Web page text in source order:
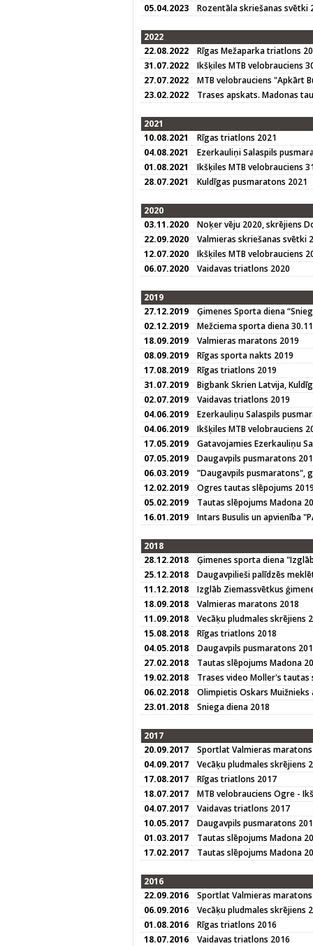
05.04.2023
Rozentāla skriešanas svētki
2022
22.08.2022
Rīgas Mežaparka triatlons
31.07.2022
Ikšķiles MTB velobrauciens
27.07.2022
MTB velobrauciens "Apkārt
23.02.2022
Trases apskats. Madonas
2021
10.08.2021
Rīgas triatlons 2021
04.08.2021
Ezerkauliņi Salaspils
01.08.2021
Ikšķiles MTB velobrauciens
28.07.2021
Kuldīgas pusmaratons 2021
2020
03.11.2020
Noķer vēju 2020, skrējiens
22.09.2020
Valmieras skriešanas svētki
12.07.2020
Ikšķiles MTB velobrauciens
06.07.2020
Vaidavas triatlons 2020
2019
27.12.2019
Ģimenes Sporta diena
02.12.2019
Mežciema sporta diena
18.09.2019
Valmieras maratons 2019
08.09.2019
Rīgas sporta nakts 2019
17.08.2019
Rīgas triatlons 2019
31.07.2019
Bigbank Skrien Latvija,
02.07.2019
Vaidavas triatlons 2019
04.06.2019
Ezerkauliņu Salaspils
04.06.2019
Ikšķiles MTB velobrauciens
17.05.2019
Gatavojamies Ezerkauliņu
07.05.2019
Daugavpils pusmaratons
06.03.2019
"Daugavpils pusmaratons",
12.02.2019
Ogres tautas slēpojums
05.02.2019
Tautas slēpojums Madona
16.01.2019
Intars Busulis un apvienība
2018
28.12.2018
Ģimenes sporta diena
25.12.2018
Daugavpilieši palīdzēs
11.12.2018
Izglāb Ziemassvētkus
18.09.2018
Valmieras maratons 2018
11.09.2018
Vecāķu pludmales skrējiens
15.08.2018
Rīgas triatlons 2018
04.05.2018
Daugavpils pusmaratons
27.02.2018
Tautas slēpojums Madona
19.02.2018
Trases video Moller's tautas
06.02.2018
Olimpietis Oskars Muižnieks
23.01.2018
Sniega diena 2018
2017
20.09.2017
Sportlat Valmieras
04.09.2017
Vecāķu pludmales skrējiens
17.08.2017
Rīgas triatlons 2017
18.07.2017
MTB velobrauciens Ogre -
04.07.2017
Vaidavas triatlons 2017
10.05.2017
Daugavpils pusmaratons
01.03.2017
Tautas slēpojums Madona
17.02.2017
Tautas slēpojums Madona
2016
22.09.2016
Sportlat Valmieras
06.09.2016
Vecāķu pludmales skrējiens
01.08.2016
Rīgas triatlons 2016
18.07.2016
Vaidavas triatlons 2016